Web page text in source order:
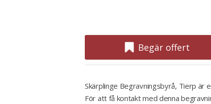
Begär offert
Skärplinge Begravningsbyrå, Tierp är
För att få kontakt med denna